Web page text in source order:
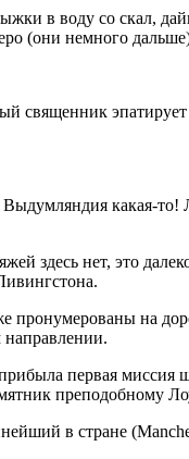
в воду со скал,
(они немного
священник
какая-то!
здесь нет, это
на
направлении.
первая миссия
преподобному
в стране